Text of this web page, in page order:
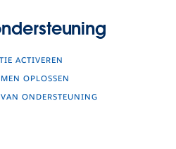
ACTIVEREN
OPLOSSEN
ONDERSTEUNING